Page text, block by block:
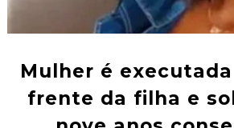
Mulher é
frente da filha e